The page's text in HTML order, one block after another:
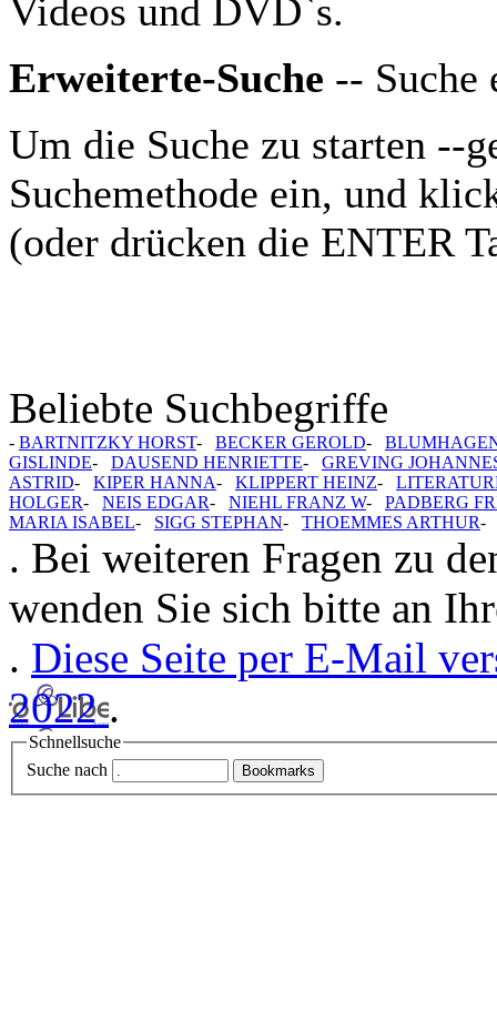
Videos und DVD`s.
Erweiterte-Suche -- Suche
Um die Suche zu starten --
Suchemethode ein, und
(oder drücken die ENTER
Beliebte Suchbegriffe
- BARTNITZKY HORST- BECKER GEROLD-
GISLINDE- DAUSEND HENRIETTE-
GREVING
ASTRID- KIPER HANNA- KLIPPERT HEINZ-
HOLGER- NEIS EDGAR- NIEHL FRANZ W-
PADBERG
MARIA ISABEL- SIGG STEPHAN- THOEMMES ARTHUR-
. Bei weiteren Fragen zu
wenden Sie sich bitte an
. Diese Seite per E-Mail
2022.
Schnellsuche
Suche nach